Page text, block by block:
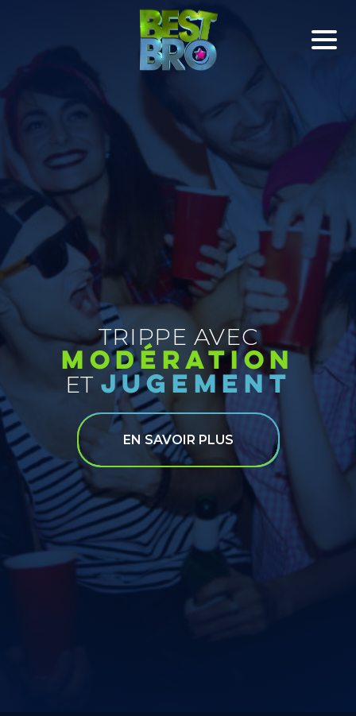
TRIPPE AVEC
MODÉRATION
ET JUGEMENT
EN SAVOIR PLUS